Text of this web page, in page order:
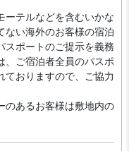
ーテルなどを含むいかな
ない海外のお客様の宿泊
スポートのご提示を義務
、ご宿泊者全員のパスポ
ておりますの​で、ご協力
のあるお客様は敷地内の